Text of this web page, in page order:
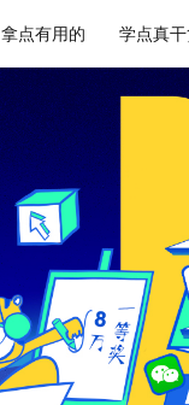
拿点有用的 学点真